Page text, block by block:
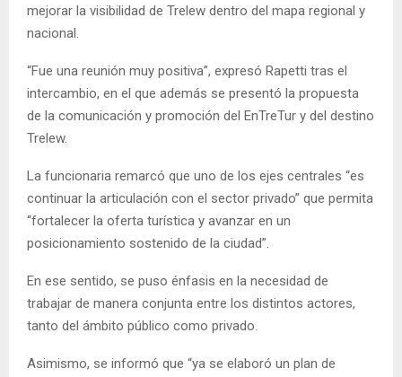
mejorar la visibilidad de Trelew dentro del mapa regional y
nacional.
“Fue una reunión muy positiva”, expresó Rapetti tras el
intercambio, en el que además se presentó la propuesta
de la comunicación y promoción del EnTreTur y del destino
Trelew.
La funcionaria remarcó que uno de los ejes centrales “es
continuar la articulación con el sector privado” que permita
“fortalecer la oferta turística y avanzar en un
posicionamiento sostenido de la ciudad”.
En ese sentido, se puso énfasis en la necesidad de
trabajar de manera conjunta entre los distintos actores,
tanto del ámbito público como privado.
Asimismo, se informó que “ya se elaboró un plan de